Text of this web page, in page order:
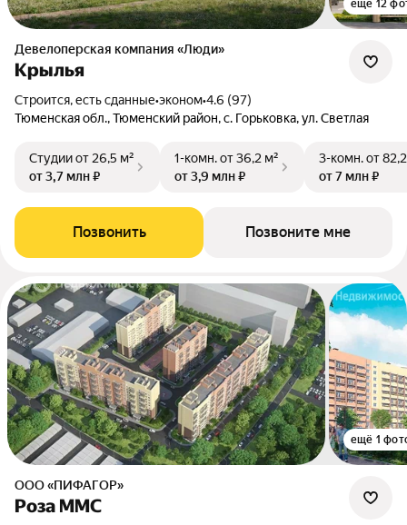
ещё 12
Девелоперская компания «Люди»
Крылья
Строится, есть сданные•эконом•4.6 (97)
Тюменская обл., Тюменский район, с. Горьковка, ул. Светлая
Студииот 26,5 м²
от 3,7 млн ₽
1-комн.от 36,2 м²
от 3,9 млн ₽
3-комн.от
от 7 млн ₽
Позвонить Позвоните мне
ещё 1
ООО «ПИФАГОР»
Роза ММС